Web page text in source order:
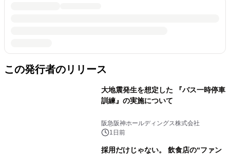
この発行者のリリース
大地震発生を想定した 『バス一時停車
訓練』の実施について
阪急阪神ホールディングス株式会社
1日前
採用だけじゃない。 飲食店の“ファン